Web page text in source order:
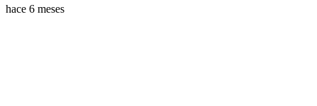
hace 6 meses